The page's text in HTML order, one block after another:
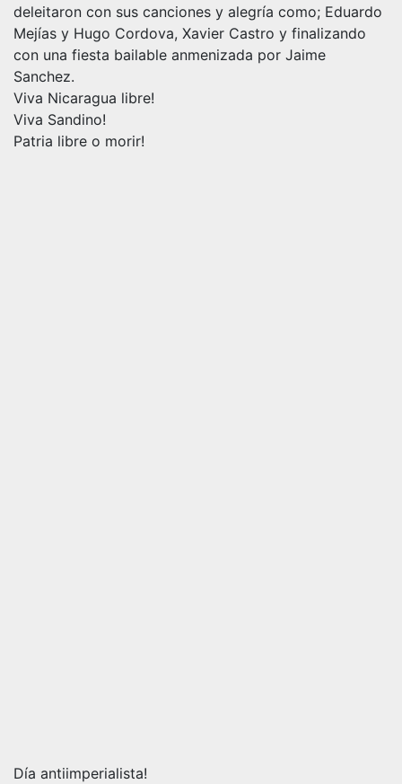
deleitaron con sus canciones y alegría como; Eduardo
Mejías y Hugo Cordova, Xavier Castro y finalizando
con una fiesta bailable anmenizada por Jaime
Sanchez.
Viva Nicaragua libre!
Viva Sandino!
Patria libre o morir!
Día antiimperialista!